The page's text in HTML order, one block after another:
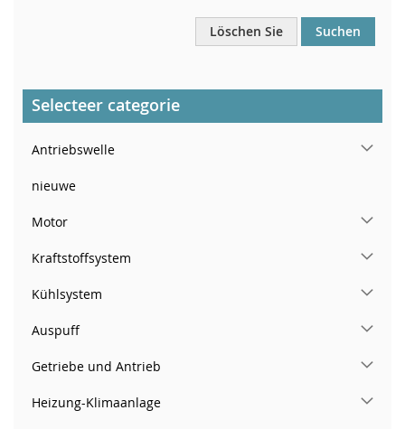
Löschen Sie Suchen
Selecteer categorie
Antriebswelle
nieuwe
Motor
Kraftstoffsystem
Kühlsystem
Auspuff
Getriebe und Antrieb
Heizung-Klimaanlage